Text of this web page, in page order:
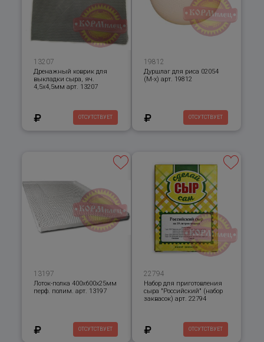
13207
Дренажный коврик для
выкладки сыра, яч.
4,5х4,5мм арт. 13207
ОТСУТСТВУЕТ
19812
Дуршлаг для риса 02054
(М-х) арт. 19812
ОТСУТСТВУЕТ
13197
Лоток-полка 400х600х25мм
перф. полим. арт. 13197
ОТСУТСТВУЕТ
22794
Набор для приготовления
сыра "Российский" (набор
заквасок) арт. 22794
ОТСУТСТВУЕТ